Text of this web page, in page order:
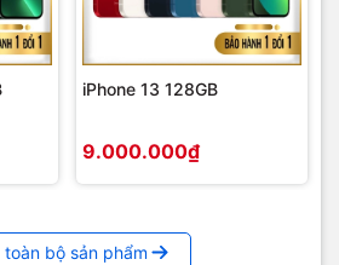
iPhone 13 128GB
9.000.000₫
toàn bộ sản phẩm